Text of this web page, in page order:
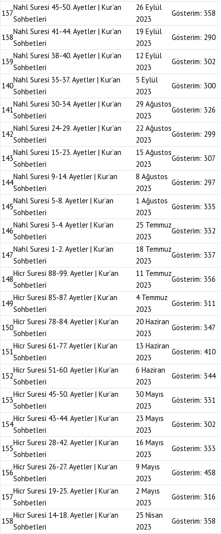
137
Nahl Suresi 45-50. Ayetler | Kur’an
Sohbetleri
26 Eylül
2023
Gösterim: 358
138
Nahl Suresi 41-44. Ayetler | Kur’an
Sohbetleri
19 Eylül
2023
Gösterim: 290
139
Nahl Suresi 38-40. Ayetler | Kur’an
Sohbetleri
12 Eylül
2023
Gösterim: 302
140
Nahl Suresi 35-37. Ayetler | Kur’an
Sohbetleri
5 Eylül
2023
Gösterim: 300
141
Nahl Suresi 30-34. Ayetler | Kur’an
Sohbetleri
29 Ağustos
2023
Gösterim: 326
142
Nahl Suresi 24-29. Ayetler | Kur’an
Sohbetleri
22 Ağustos
2023
Gösterim: 299
143
Nahl Suresi 15-23. Ayetler | Kur’an
Sohbetleri
15 Ağustos
2023
Gösterim: 307
144
Nahl Suresi 9-14. Ayetler | Kur’an
Sohbetleri
8 Ağustos
2023
Gösterim: 297
145
Nahl Suresi 5-8. Ayetler | Kur’an
Sohbetleri
1 Ağustos
2023
Gösterim: 335
146
Nahl Suresi 3-4. Ayetler | Kur’an
Sohbetleri
25 Temmuz
2023
Gösterim: 332
147
Nahl Suresi 1-2. Ayetler | Kur’an
Sohbetleri
18 Temmuz
2023
Gösterim: 337
148
Hicr Suresi 88-99. Ayetler | Kur’an
Sohbetleri
11 Temmuz
2023
Gösterim: 356
149
Hicr Suresi 85-87. Ayetler | Kur’an
Sohbetleri
4 Temmuz
2023
Gösterim: 311
150
Hicr Suresi 78-84. Ayetler | Kur’an
Sohbetleri
20 Haziran
2023
Gösterim: 347
151
Hicr Suresi 61-77. Ayetler | Kur’an
Sohbetleri
13 Haziran
2023
Gösterim: 410
152
Hicr Suresi 51-60. Ayetler | Kur’an
Sohbetleri
6 Haziran
2023
Gösterim: 344
153
Hicr Suresi 45-50. Ayetler | Kur’an
Sohbetleri
30 Mayıs
2023
Gösterim: 331
154
Hicr Suresi 43-44. Ayetler | Kur’an
Sohbetleri
23 Mayıs
2023
Gösterim: 302
155
Hicr Suresi 28-42. Ayetler | Kur’an
Sohbetleri
16 Mayıs
2023
Gösterim: 333
156
Hicr Suresi 26-27. Ayetler | Kur’an
Sohbetleri
9 Mayıs
2023
Gösterim: 458
157
Hicr Suresi 19-25. Ayetler | Kur’an
Sohbetleri
2 Mayıs
2023
Gösterim: 316
158
Hicr Suresi 14-18. Ayetler | Kur’an
Sohbetleri
25 Nisan
2023
Gösterim: 358